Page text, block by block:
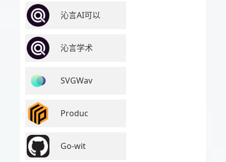
沁言AI可以
沁言学术
SVGWav
Produc
Go-wit